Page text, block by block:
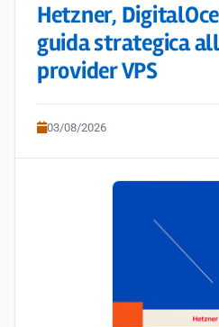
Hetzner,
guida strategica
provider VPS
03/08/2026